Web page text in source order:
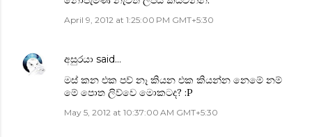
April 9, 2012 at 1:25:00 PM GMT+5:30
අසුරයා said…
මස් කන එක පව් නෑ කියන එක කියන්න නෙමේ නම්
මේ පොත ලිව්වෙ මොකටද? :P
May 5, 2012 at 10:37:00 AM GMT+5:30